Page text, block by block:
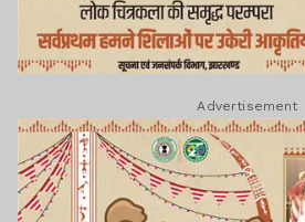
Advertisement